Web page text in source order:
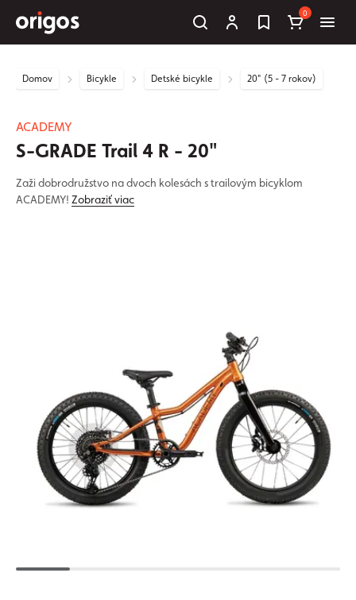
0
Domov Bicykle Detské bicykle 20" (5 - 7 rokov)
ACADEMY
S-GRADE Trail 4 R - 20"
Zaži dobrodružstvo na dvoch kolesách s trailovým bicyklom
ACADEMY! Zobraziť viac